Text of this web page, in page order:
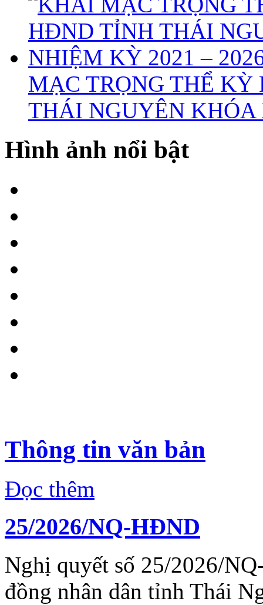
MẠC TRỌNG THỂ
THÁI NGUYÊN KHÓA
Hình ảnh nổi bật
Thông tin văn bản
Đọc thêm
25/2026/NQ-HĐND
Nghị quyết số 25/2026/
đồng nhân dân tỉnh Thái